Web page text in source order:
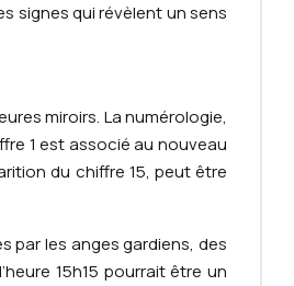
signes qui révèlent un sens
miroirs. La numérologie,
1 est associé au nouveau
du chiffre 15, peut être
par les anges gardiens, des
15h15 pourrait être un